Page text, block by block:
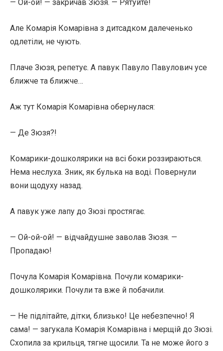
— Ой-ой! — закричав Зюзя. — Рятуйте!
Але Комарія Комарівна з дитсадком далеченько
одлетіли, не чують.
Плаче Зюзя, репетує. А павук Павуло Павулович усе
ближче та ближче…
Аж тут Комарія Комарівна обернулася:
— Де Зюзя?!
Комарики-дошколярики на всі боки роззираються.
Нема неслуха. Зник, як булька на воді. Повернули
вони щодуху назад.
А павук уже лапу до Зюзі простягає.
— Ой-ой-ой! — відчайдушне заволав Зюзя. —
Пропадаю!
Почула Комарія Комарівна. Почули комарики-
дошколярики. Почули та вже й побачили.
— Не підлітайте, дітки, близько! Це небезпечно! Я
сама! — загукала Комарія Комарівна і мерщій до Зюзі.
Схопила за крильця, тягне щосили. Та не може його з